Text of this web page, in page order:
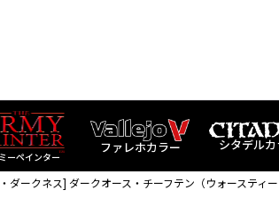
ーペインター
ファレホカラー シタデル
ダークネス] ダークオース・チーフテン（ウォースティー